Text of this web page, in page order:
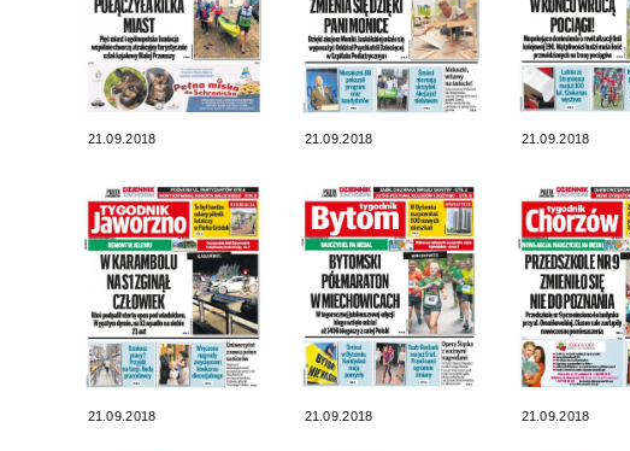
21.09.2018 21.09.2018 21.09.2018
21.09.2018 21.09.2018 21.09.2018